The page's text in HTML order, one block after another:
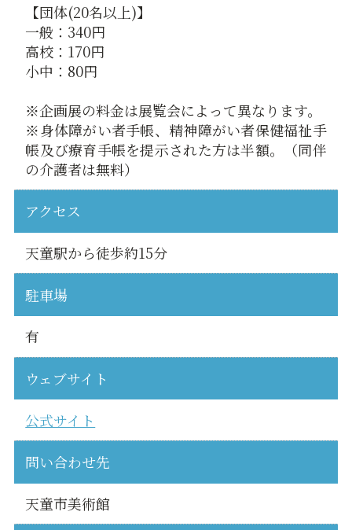
【団体(20名以上)】
一般：340円
高校：170円
小中：80円
※企画展の料金は展覧会によって異なります。
※身体障がい者手帳、精神障がい者保健福祉手
帳及び療育手帳を提示された方は半額。（同伴
の介護者は無料）
アクセス
天童駅から徒歩約15分
駐車場
有
ウェブサイト
公式サイト
問い合わせ先
天童市美術館